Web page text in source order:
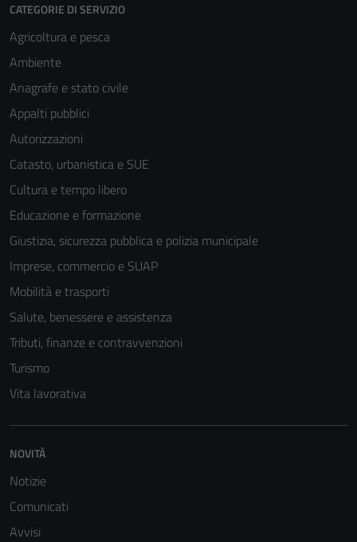
CATEGORIE DI SERVIZIO
Agricoltura e pesca
Ambiente
Anagrafe e stato civile
Appalti pubblici
Autorizzazioni
Catasto, urbanistica e SUE
Cultura e tempo libero
Educazione e formazione
Giustizia, sicurezza pubblica e polizia municipale
Imprese, commercio e SUAP
Mobilità e trasporti
Salute, benessere e assistenza
Tributi, finanze e contravvenzioni
Turismo
Vita lavorativa
NOVITÀ
Notizie
Comunicati
Avvisi